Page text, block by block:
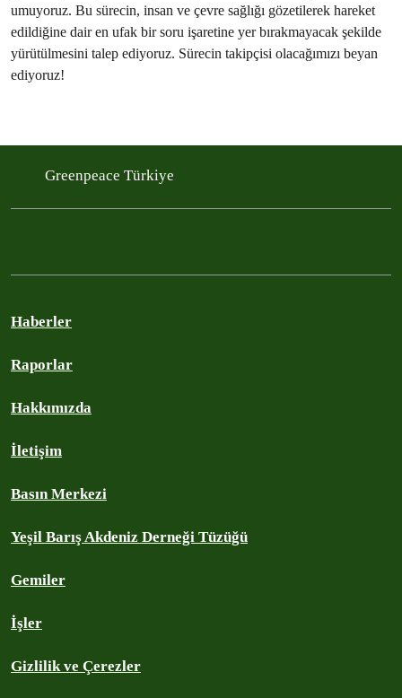
umuyoruz. Bu sürecin, insan ve çevre sağlığı gözetilerek hareket
edildiğine dair en ufak bir soru işaretine yer bırakmayacak şekilde
yürütülmesini talep ediyoruz. Sürecin takipçisi olacağımızı beyan
ediyoruz!
Greenpeace Türkiye
Haberler
Raporlar
Hakkımızda
İletişim
Basın Merkezi
Yeşil Barış Akdeniz Derneği Tüzüğü
Gemiler
İşler
Gizlilik ve Çerezler